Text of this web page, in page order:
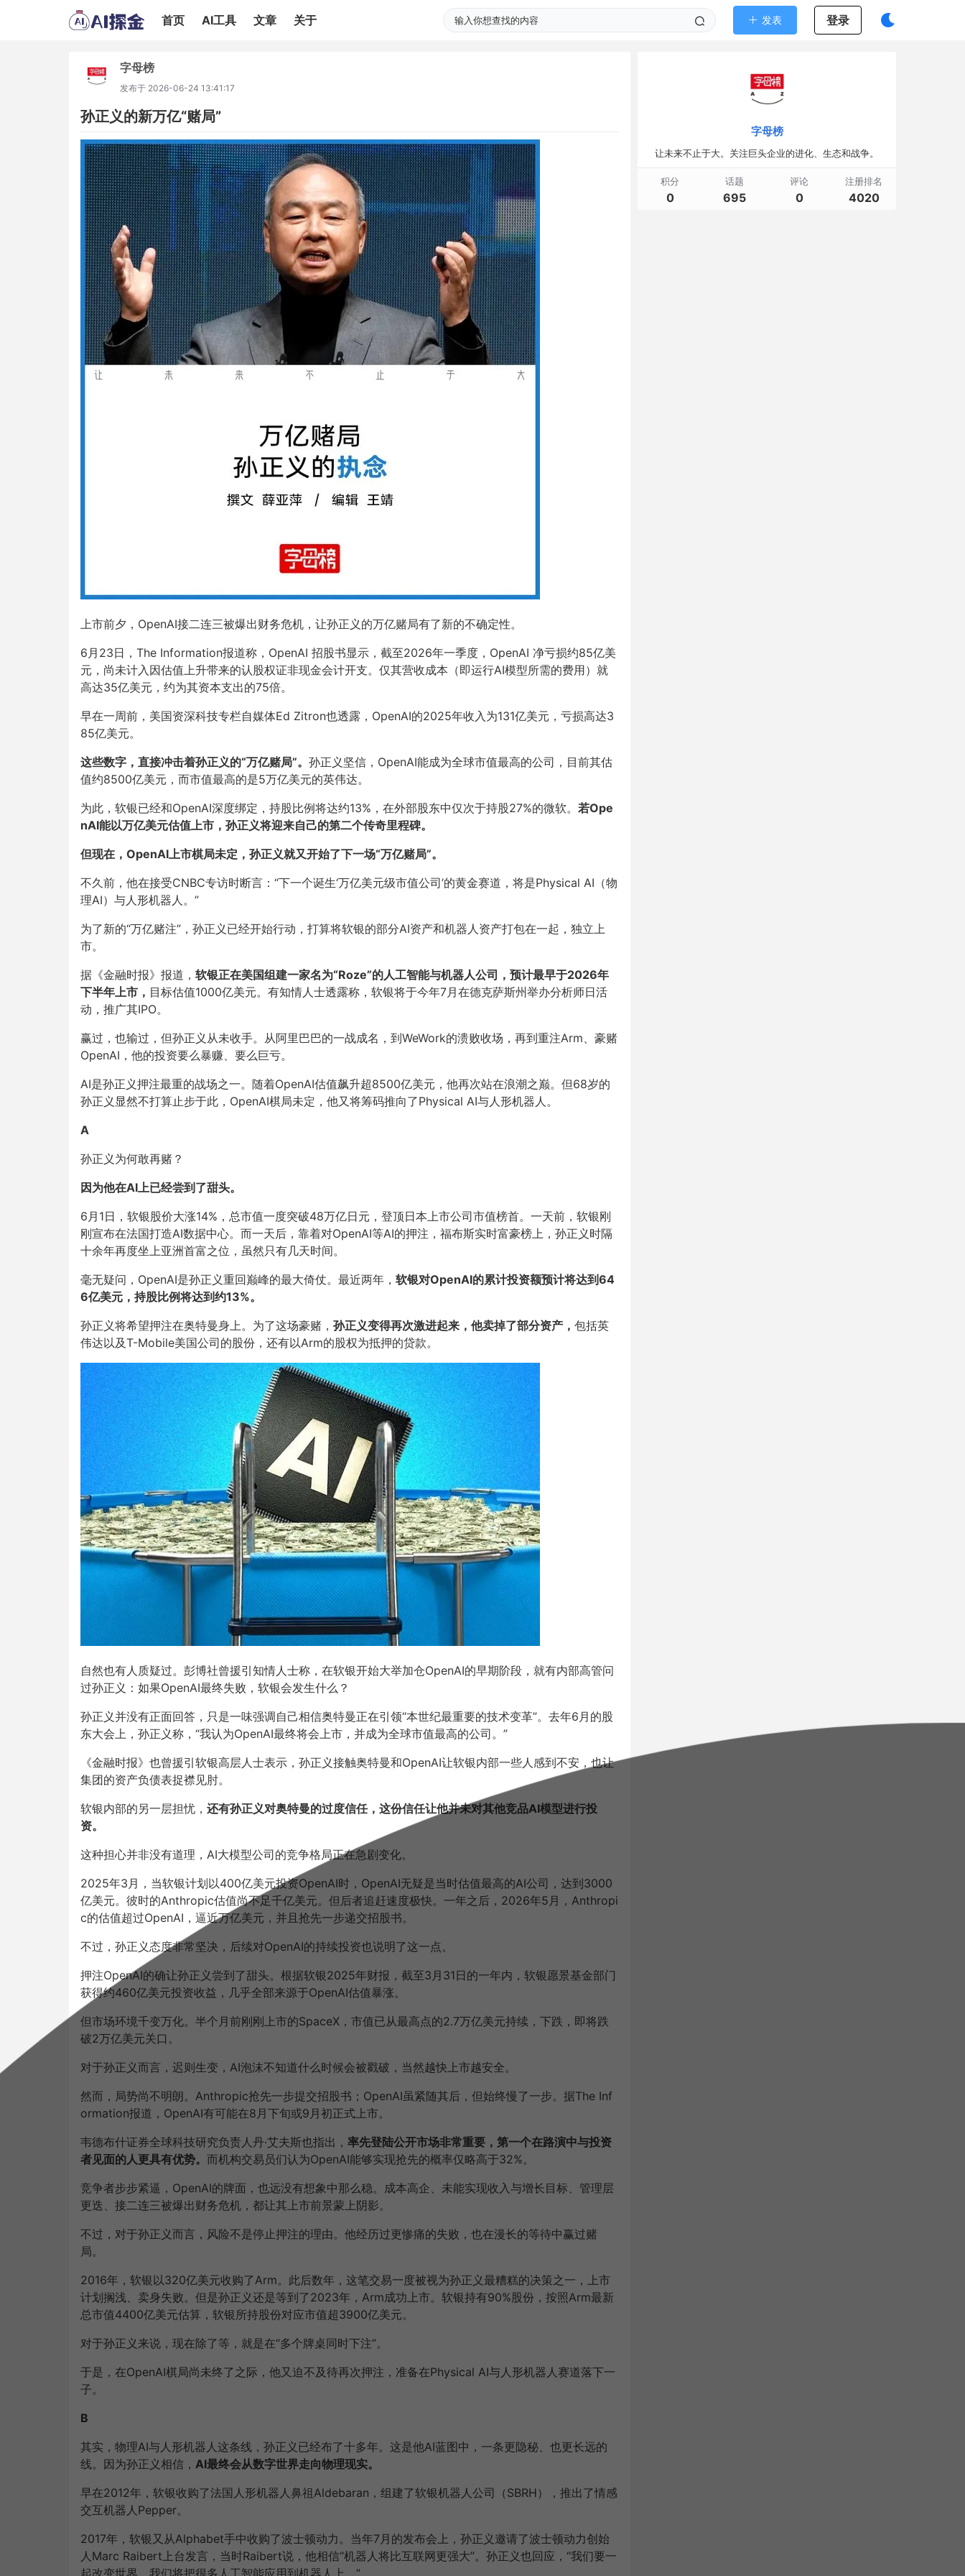
首页 AI工具 文章 关于 发表 登录
字母榜
发布于 2026-06-24 13:41:17
孙正义的新万亿“赌局”
上市前夕，OpenAI接二连三被爆出财务危机，让孙正义的万亿赌局有了新的不确定性。
6月23日，The Information报道称，OpenAI 招股书显示，截至2026年一季度，OpenAI 净亏损约85亿美
元，尚未计入因估值上升带来的认股权证非现金会计开支。仅其营收成本（即运行AI模型所需的费用）就
高达35亿美元，约为其资本支出的75倍。
早在一周前，美国资深科技专栏自媒体Ed Zitron也透露，OpenAI的2025年收入为131亿美元，亏损高达3
85亿美元。
这些数字，直接冲击着孙正义的“万亿赌局”。 孙正义坚信，OpenAI能成为全球市值最高的公司，目前其估
值约8500亿美元，而市值最高的是5万亿美元的英伟达。
为此，软银已经和OpenAI深度绑定，持股比例将达约13%，在外部股东中仅次于持股27%的微软。 若Ope
nAI能以万亿美元估值上市，孙正义将迎来自己的第二个传奇里程碑。
但现在，OpenAI上市棋局未定，孙正义就又开始了下一场“万亿赌局”。
不久前，他在接受CNBC专访时断言：“下一个诞生‘万亿美元级市值公司’的黄金赛道，将是Physical AI（物
理AI）与人形机器人。”
为了新的“万亿赌注”，孙正义已经开始行动，打算将软银的部分AI资产和机器人资产打包在一起，独立上
市。
据《金融时报》报道， 软银正在美国组建一家名为“Roze”的人工智能与机器人公司，预计最早于2026年
下半年上市， 目标估值1000亿美元。有知情人士透露称，软银将于今年7月在德克萨斯州举办分析师日活
动，推广其IPO。
赢过，也输过，但孙正义从未收手。从阿里巴巴的一战成名，到WeWork的溃败收场，再到重注Arm、豪赌
OpenAI，他的投资要么暴赚、要么巨亏。
AI是孙正义押注最重的战场之一。随着OpenAI估值飙升超8500亿美元，他再次站在浪潮之巅。但68岁的
孙正义显然不打算止步于此，OpenAI棋局未定，他又将筹码推向了Physical AI与人形机器人。
A
孙正义为何敢再赌？
因为他在AI上已经尝到了甜头。
6月1日，软银股价大涨14%，总市值一度突破48万亿日元，登顶日本上市公司市值榜首。一天前，软银刚
刚宣布在法国打造AI数据中心。而一天后，靠着对OpenAI等AI的押注，福布斯实时富豪榜上，孙正义时隔
十余年再度坐上亚洲首富之位，虽然只有几天时间。
毫无疑问，OpenAI是孙正义重回巅峰的最大倚仗。最近两年， 软银对OpenAI的累计投资额预计将达到64
6亿美元，持股比例将达到约13%。
孙正义将希望押注在奥特曼身上。为了这场豪赌， 孙正义变得再次激进起来，他卖掉了部分资产， 包括英
伟达以及T-Mobile美国公司的股份，还有以Arm的股权为抵押的贷款。
自然也有人质疑过。彭博社曾援引知情人士称，在软银开始大举加仓OpenAI的早期阶段，就有内部高管问
过孙正义：如果OpenAI最终失败，软银会发生什么？
孙正义并没有正面回答，只是一味强调自己相信奥特曼正在引领“本世纪最重要的技术变革”。去年6月的股
东大会上，孙正义称，“我认为OpenAI最终将会上市，并成为全球市值最高的公司。”
《金融时报》也曾援引软银高层人士表示，孙正义接触奥特曼和OpenAI让软银内部一些人感到不安，也让
集团的资产负债表捉襟见肘。
软银内部的另一层担忧， 还有孙正义对奥特曼的过度信任，这份信任让他并未对其他竞品AI模型进行投
资。
这种担心并非没有道理，AI大模型公司的竞争格局正在急剧变化。
2025年3月，当软银计划以400亿美元投资OpenAI时，OpenAI无疑是当时估值最高的AI公司，达到3000
亿美元。彼时的Anthropic估值尚不足千亿美元。但后者追赶速度极快。一年之后，2026年5月，Anthropi
c的估值超过OpenAI，逼近万亿美元，并且抢先一步递交招股书。
不过，孙正义态度非常坚决，后续对OpenAI的持续投资也说明了这一点。
押注OpenAI的确让孙正义尝到了甜头。根据软银2025年财报，截至3月31日的一年内，软银愿景基金部门
获得约460亿美元投资收益，几乎全部来源于OpenAI估值暴涨。
但市场环境千变万化。半个月前刚刚上市的SpaceX，市值已从最高点的2.7万亿美元持续，下跌，即将跌
破2万亿美元关口。
对于孙正义而言，迟则生变，AI泡沫不知道什么时候会被戳破，当然越快上市越安全。
然而，局势尚不明朗。Anthropic抢先一步提交招股书；OpenAI虽紧随其后，但始终慢了一步。据The Inf
ormation报道，OpenAI有可能在8月下旬或9月初正式上市。
韦德布什证券全球科技研究负责人丹·艾夫斯也指出， 率先登陆公开市场非常重要，第一个在路演中与投资
者见面的人更具有优势。 而机构交易员们认为OpenAI能够实现抢先的概率仅略高于32%。
竞争者步步紧逼，OpenAI的牌面，也远没有想象中那么稳。成本高企、未能实现收入与增长目标、管理层
更迭、接二连三被爆出财务危机，都让其上市前景蒙上阴影。
不过，对于孙正义而言，风险不是停止押注的理由。他经历过更惨痛的失败，也在漫长的等待中赢过赌
局。
2016年，软银以320亿美元收购了Arm。此后数年，这笔交易一度被视为孙正义最糟糕的决策之一，上市
计划搁浅、卖身失败。但是孙正义还是等到了2023年，Arm成功上市。软银持有90%股份，按照Arm最新
总市值4400亿美元估算，软银所持股份对应市值超3900亿美元。
对于孙正义来说，现在除了等，就是在“多个牌桌同时下注”。
于是，在OpenAI棋局尚未终了之际，他又迫不及待再次押注，准备在Physical AI与人形机器人赛道落下一
子。
B
其实，物理AI与人形机器人这条线，孙正义已经布了十多年。这是他AI蓝图中，一条更隐秘、也更长远的
线。因为孙正义相信， AI最终会从数字世界走向物理现实。
早在2012年，软银收购了法国人形机器人鼻祖Aldebaran，组建了软银机器人公司（SBRH），推出了情感
交互机器人Pepper。
2017年，软银又从Alphabet手中收购了波士顿动力。当年7月的发布会上，孙正义邀请了波士顿动力创始
人Marc Raibert上台发言，当时Raibert说，他相信“机器人将比互联网更强大”。孙正义也回应，“我们要一
起改变世界。我们将把很多人工智能应用到机器人上。”
字母榜
让未来不止于大。关注巨头企业的进化、生态和战争。
积分
0
话题
695
评论
0
注册排名
4020